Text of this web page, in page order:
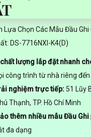
Lựa Chọn Các Mẫu Đầu Ghi
DS-7716NXI-K4(D)
lượng lắp đặt nhanh
công trình từ nhà riêng
nghiệm trực tiếp: 51 Lũy
Thạnh, TP. Hồ Chí Minh
thêm nhiều mẫu Đầu Ghi
đa dạng